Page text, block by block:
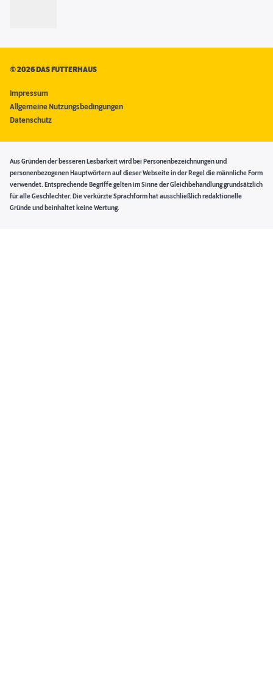
©2026 DAS FUTTERHAUS
Impressum
Allgemeine Nutzungsbedingungen
Datenschutz
Aus Gründen der besseren Lesbarkeit wird bei Personenbezeichnungen und
personenbezogenen Hauptwörtern auf dieser Webseite in der Regel die männliche Form
verwendet. Entsprechende Begriffe gelten im Sinne der Gleichbehandlung grundsätzlich
für alle Geschlechter. Die verkürzte Sprachform hat ausschließlich redaktionelle
Gründe und beinhaltet keine Wertung.